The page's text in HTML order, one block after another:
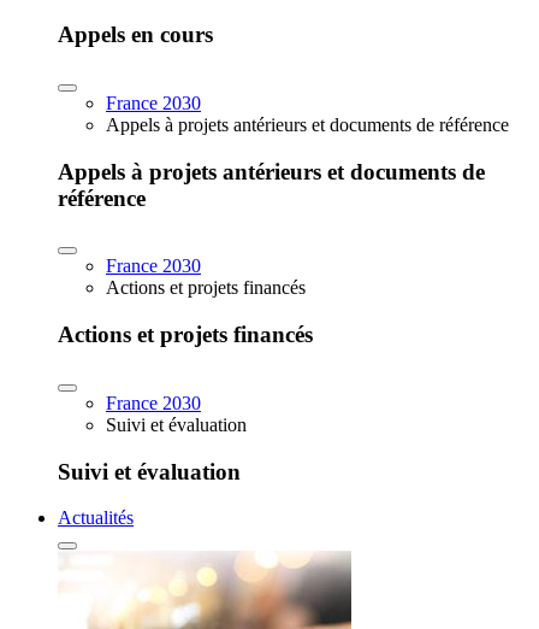
Appels en cours
France 2030
Appels à projets antérieurs et documents de référence
Appels à projets antérieurs et documents de
référence
France 2030
Actions et projets financés
Actions et projets financés
France 2030
Suivi et évaluation
Suivi et évaluation
Actualités